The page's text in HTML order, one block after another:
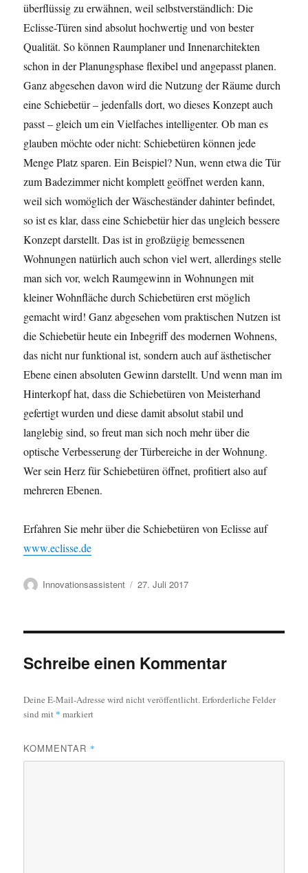
überflüssig zu erwähnen, weil selbstverständlich: Die
Eclisse-Türen sind absolut hochwertig und von bester
Qualität. So können Raumplaner und Innenarchitekten
schon in der Planungsphase flexibel und angepasst planen.
Ganz abgesehen davon wird die Nutzung der Räume durch
eine Schiebetür – jedenfalls dort, wo dieses Konzept auch
passt – gleich um ein Vielfaches intelligenter. Ob man es
glauben möchte oder nicht: Schiebetüren können jede
Menge Platz sparen. Ein Beispiel? Nun, wenn etwa die Tür
zum Badezimmer nicht komplett geöffnet werden kann,
weil sich womöglich der Wäscheständer dahinter befindet,
so ist es klar, dass eine Schiebetür hier das ungleich bessere
Konzept darstellt. Das ist in großzügig bemessenen
Wohnungen natürlich auch schon viel wert, allerdings stelle
man sich vor, welch Raumgewinn in Wohnungen mit
kleiner Wohnfläche durch Schiebetüren erst möglich
gemacht wird! Ganz abgesehen vom praktischen Nutzen ist
die Schiebetür heute ein Inbegriff des modernen Wohnens,
das nicht nur funktional ist, sondern auch auf ästhetischer
Ebene einen absoluten Gewinn darstellt. Und wenn man im
Hinterkopf hat, dass die Schiebetüren von Meisterhand
gefertigt wurden und diese damit absolut stabil und
langlebig sind, so freut man sich noch mehr über die
optische Verbesserung der Türbereiche in der Wohnung.
Wer sein Herz für Schiebetüren öffnet, profitiert also auf
mehreren Ebenen.
Erfahren Sie mehr über die Schiebetüren von Eclisse auf
www.eclisse.de
Autor
Innovationsassistent
Veröffentlicht
27. Juli 2017
Schreibe einen Kommentar
Deine E-Mail-Adresse wird nicht veröffentlicht.Erforderliche Felder
sind mit * markiert
KOMMENTAR *